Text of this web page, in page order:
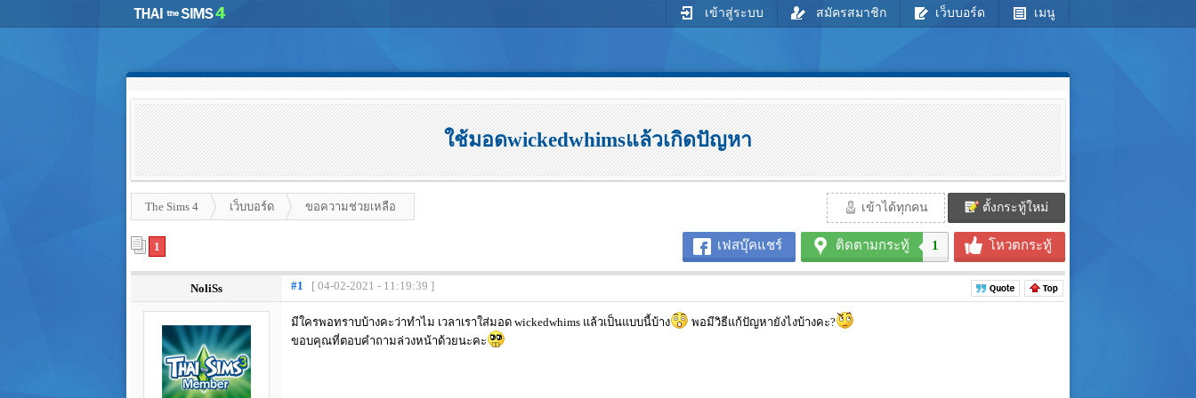
เข้าสู่ระบบ สมัครสมาชิก เว็บบอร์ด เมนู
ใช้มอดwickedwhimsแล้วเกิดปัญหา
The Sims 4 เว็บบอร์ด ขอความช่วยเหลือ เข้าได้ทุกคน ตั้งกระทู้ใหม่
เฟสบุ๊คแชร์ ติดตามกระทู้ 1 โหวตกระทู้
1
NoliSs #1 [ 04-02-2021 - 11:19:39 ]
มีใครพอทราบบ้างคะว่าทำไม เวลาเราใส่มอด wickedwhims แล้วเป็นแบบนี้บ้าง
พอมีวิธีแก้ปัญหายังไงบ้างคะ?
ขอบคุณที่ตอบคำถามล่วงหน้าด้วยนะคะ